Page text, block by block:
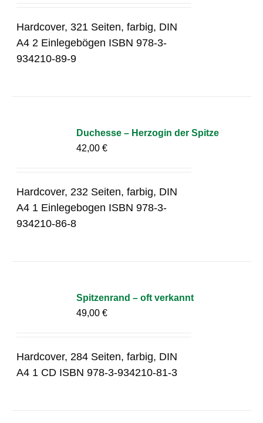
Hardcover, 321 Seiten, farbig, DIN
A4 2 Einlegebögen ISBN 978-3-
934210-89-9
Duchesse – Herzogin der Spitze
42,00€
Hardcover, 232 Seiten, farbig, DIN
A4 1 Einlegebogen ISBN 978-3-
934210-86-8
Spitzenrand – oft verkannt
49,00€
Hardcover, 284 Seiten, farbig, DIN
A4 1 CD ISBN 978-3-934210-81-3